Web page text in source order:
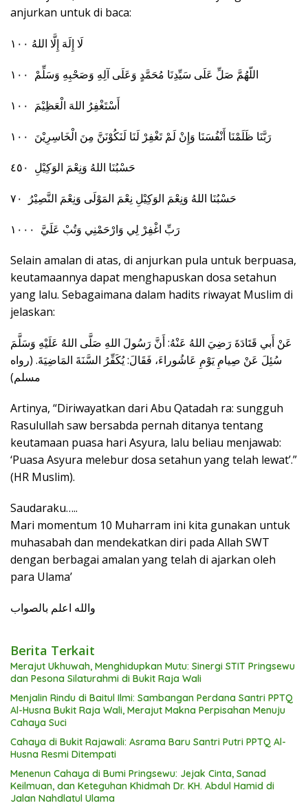
anjurkan untuk di baca:
لَا إِلَهَ إِلَّا اللهُ ١٠٠
اللّهُمَّ صَلِّ عَلَى سَيِّدِنَا مُحَمَّدٍ وَعَلَى آلِهِ وَصَحْبِهِ وَسَلِّمْ ١٠٠
أَسْتَغْفِرُ اللهَ الْعَظِيْمَ ١٠٠
رَبَّنَا ظَلَمْنَا أَنْفُسَنَا وَإِنْ لَمْ تَغْفِرْ لَنَا لَنَكُوْنَنَّ مِنَ الْخَاسِرِيْنَ ١٠٠
حَسْبُنَا اللهُ وَنِعْمَ الوَكِيْلِ ٤٥٠
حَسْبُنَا اللهُ وَنِعْمَ الوَكِيْلِ نِعْمَ المَوْلَى وَنِعْمَ النَّصِيْرُ ٧٠
رَبِّ اغْفِرْ لِي وَارْحَمْنِي وَتُبْ عَلَيَّ ١٠٠٠
Selain amalan di atas, di anjurkan pula untuk berpuasa,
keutamaannya dapat menghapuskan dosa setahun
yang lalu. Sebagaimana dalam hadits riwayat Muslim di
jelaskan:
عَنْ أَبي قَتَادَةَ رَضِيَ اللهُ عَنْهُ: أَنَّ رَسُولَ اللهِ صَلَّى اللهُ عَلَيْهِ وَسَلَّمَ
سُئِلَ عَنْ صِيامِ يَوْمِ عَاشُوراءَ، فَقَالَ: يُكَفِّرُ السَّنَةَ المَاضِيَةَ. (رواه
مسلم)
Artinya, “Diriwayatkan dari Abu Qatadah ra: sungguh
Rasulullah saw bersabda pernah ditanya tentang
keutamaan puasa hari Asyura, lalu beliau menjawab:
‘Puasa Asyura melebur dosa setahun yang telah lewat’.”
(HR Muslim).
Saudaraku…..
Mari momentum 10 Muharram ini kita gunakan untuk
muhasabah dan mendekatkan diri pada Allah SWT
dengan berbagai amalan yang telah di ajarkan oleh
para Ulama’
والله اعلم بالصواب
Berita Terkait
Merajut Ukhuwah, Menghidupkan Mutu: Sinergi STIT Pringsewu
dan Pesona Silaturahmi di Bukit Raja Wali
Menjalin Rindu di Baitul Ilmi: Sambangan Perdana Santri PPTQ
Al-Husna Bukit Raja Wali, Merajut Makna Perpisahan Menuju
Cahaya Suci
Cahaya di Bukit Rajawali: Asrama Baru Santri Putri PPTQ Al-
Husna Resmi Ditempati
Menenun Cahaya di Bumi Pringsewu: Jejak Cinta, Sanad
Keilmuan, dan Keteguhan Khidmah Dr. KH. Abdul Hamid di
Jalan Nahdlatul Ulama